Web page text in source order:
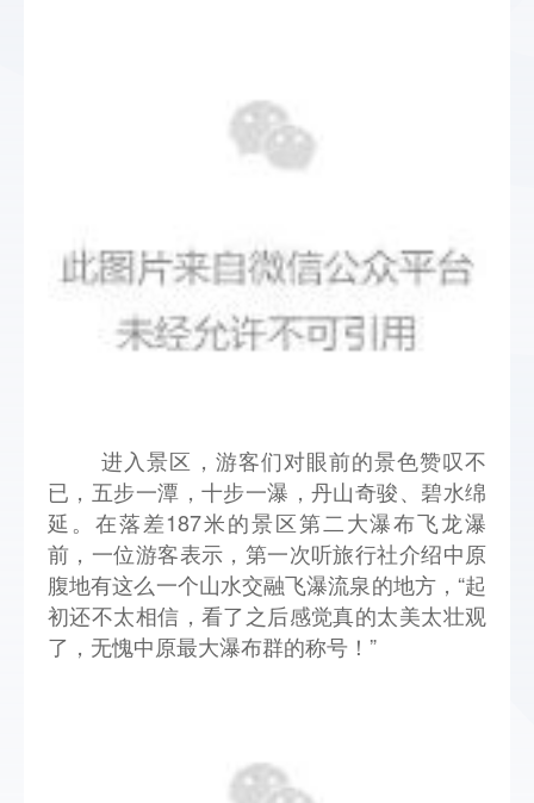
进入景区，游客们对眼前的景色赞叹不
已，五步一潭，十步一瀑，丹山奇骏、碧水绵
延。在落差187米的景区第二大瀑布飞龙瀑
前，一位游客表示，第一次听旅行社介绍中原
腹地有这么一个山水交融飞瀑流泉的地方，“起
初还不太相信，看了之后感觉真的太美太壮观
了，无愧中原最大瀑布群的称号！”